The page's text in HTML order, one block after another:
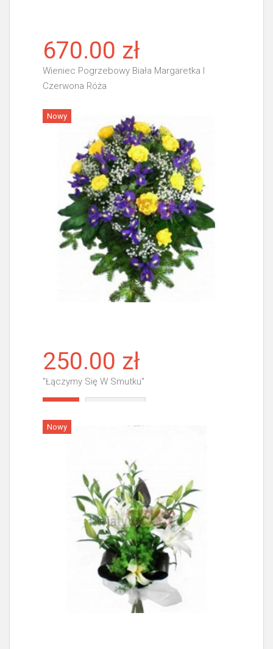
670.00 zł
Wieniec Pogrzebowy Biała Margaretka I
Czerwona Róża
Więcej
Nowy
250.00 zł
"Łączymy Się W Smutku"
Nowy